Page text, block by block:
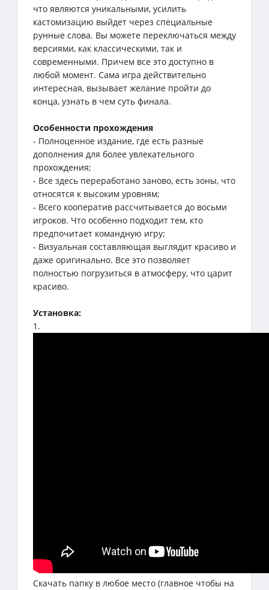
что являются уникальными, усилить
кастомизацию выйдет через специальные
рунные слова. Вы можете переключаться между
версиями, как классическими, так и
современными. Причем все это доступно в
любой момент. Сама игра действительно
интересная, вызывает желание пройти до
конца, узнать в чем суть финала.
Особенности прохождения
- Полноценное издание, где есть разные
дополнения для более увлекательного
прохождения;
- Все здесь переработано заново, есть зоны, что
относятся к высоким уровням;
- Всего кооператив рассчитывается до восьми
игроков. Что особенно подходит тем, кто
предпочитает командную игру;
- Визуальная составляющая выглядит красиво и
даже оригинально. Все это позволяет
полностью погрузиться в атмосферу, что царит
красиво.
Установка:
1.
Скачать папку в любое место (главное чтобы на